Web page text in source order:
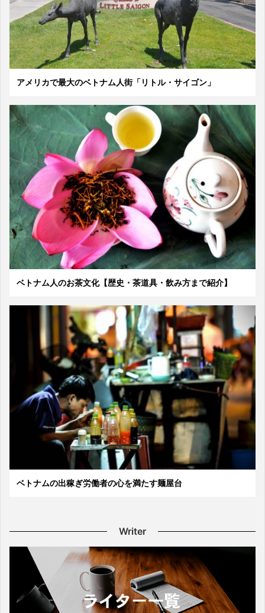
アメリカで最大のベトナム人街「リトル・サイゴン」
ベトナム人のお茶文化【歴史・茶道具・飲み方まで紹介】
ベトナムの出稼ぎ労働者の心を満たす麺屋台
Writer